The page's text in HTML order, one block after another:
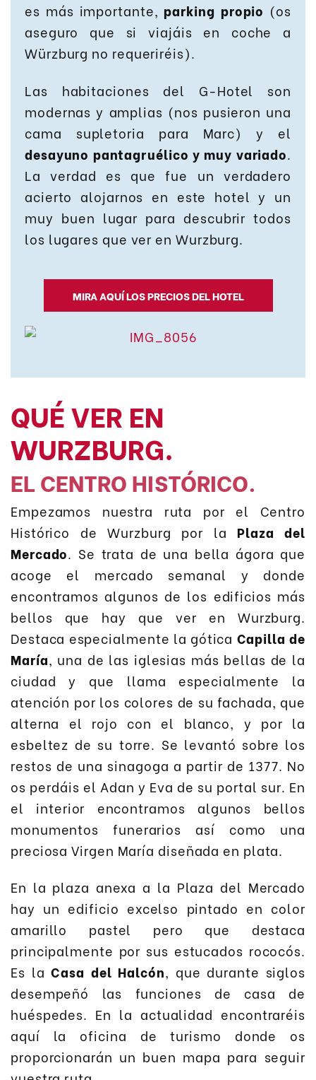
es más importante, parking propio (os
aseguro que si viajáis en coche a
Würzburg no requeriréis).
Las habitaciones del G-Hotel son
modernas y amplias (nos pusieron una
cama supletoria para Marc) y el
desayuno pantagruélico y muy variado.
La verdad es que fue un verdadero
acierto alojarnos en este hotel y un
muy buen lugar para descubrir todos
los lugares que ver en Wurzburg.
MIRA AQUÍ LOS PRECIOS DEL HOTEL
QUÉ VER EN
WURZBURG.
EL CENTRO HISTÓRICO.
Empezamos nuestra ruta por el Centro
Histórico de Wurzburg por la Plaza del
Mercado. Se trata de una bella ágora que
acoge el mercado semanal y donde
encontramos algunos de los edificios más
bellos que hay que ver en Wurzburg.
Destaca especialmente la gótica Capilla de
María, una de las iglesias más bellas de la
ciudad y que llama especialmente la
atención por los colores de su fachada, que
alterna el rojo con el blanco, y por la
esbeltez de su torre. Se levantó sobre los
restos de una sinagoga a partir de 1377. No
os perdáis el Adan y Eva de su portal sur. En
el interior encontramos algunos bellos
monumentos funerarios así como una
preciosa Virgen María diseñada en plata.
En la plaza anexa a la Plaza del Mercado
hay un edificio excelso pintado en color
amarillo pastel pero que destaca
principalmente por sus estucados rococós.
Es laCasa del Halcón, que durante siglos
desempeñó las funciones de casa de
huéspedes. En la actualidad encontraréis
aquí la oficina de turismo donde os
proporcionarán un buen mapa para seguir